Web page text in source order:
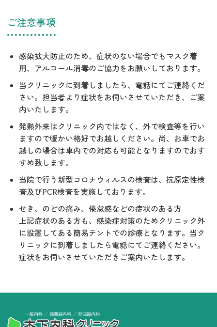
ご注意事項
感染拡大防止のため、症状のない場合でもマスク着
用、アルコール消毒のご協力をお願いしております。
当クリニックに到着しましたら、電話にてご連絡くだ
さい。担当者より症状をお伺いさせていただき、ご案
内いたします。
発熱外来はクリニック内ではなく、外で検査等を行い
ますので暖かい格好でお越しください。尚、お車でお
越しの場合は車内での対応も可能となりますのでおす
すめ致します。
当院で行う新型コロナウィルスの検査は、抗原定性検
査及びPCR検査を実施しております。
せき、のどの痛み、倦怠感などの症状のある方
上記症状のある方も、感染症対策のためクリニック外
に設置してある簡易テントでの診療となります。当ク
リニックに到着しましたら電話にてご連絡ください。
症状をお伺いさせていただきご案内いたします。